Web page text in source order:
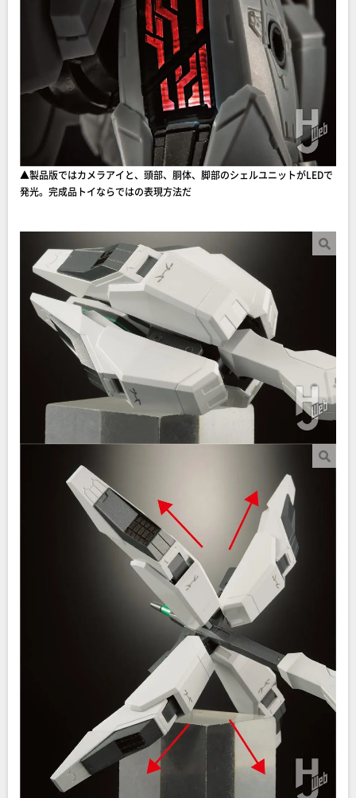
▲製品版ではカメラアイと、頭部、胴体、脚部のシェルユニットがLEDで
発光。完成品トイならではの表現方法だ